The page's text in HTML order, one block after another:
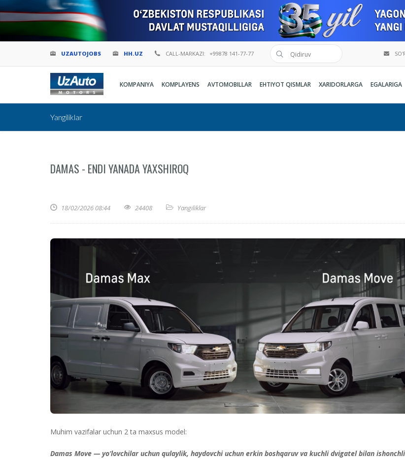
UZAUTOJOBS HH.UZ CALL-MARKAZI: +99878 141-77-77
KOMPANIYA KOMPLAYENS AVTOMOBILLAR EHTIYOT QISMLAR XARIDORLARGA EGALARIGA
Yangiliklar
DAMAS - ENDI YANADA YAXSHIROQ
18/02/2026 08:44 24408 Yangiliklar
Muhim vazifalar uchun 2 ta maxsus model:
Damas Move — yo‘lovchilar uchun qulaylik, haydovchi uchun erkin boshqaruv va kuchli dvigatel bilan ishonchli